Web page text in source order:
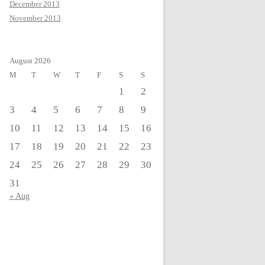
December 2013
November 2013
August 2026
M
T W T F S S
1
2
3
4 5 6 7 8
9
10
11 12 13 14 15
16
17
18 19 20 21 22
23
24
25 26 27 28 29
30
31
« Aug